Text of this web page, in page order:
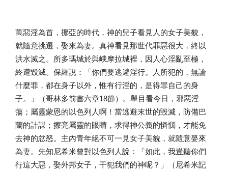
萬惡淫為首，挪亞的時代，神的兒子看見人的女子美貌，
就隨意挑選，娶來為妻。真神看見那世代罪惡很大，終以
洪水滅之。所多瑪城於與峨摩拉城裡，因人心淫亂至極，
終遭毀滅。保羅說：「你們要逃避淫行。人所犯的，無論
什麼罪，都在身子以外，惟有行淫的，是得罪自己的身
子。」（哥林多前書六章18節）。舉目看今日，邪惡淫
蕩；屬靈蒙恩的以色列人啊！當逃避末世的毀滅，防備巴
蘭的計謀；擦亮屬靈的眼睛，求得神公義的憐憫，才能免
去神的忿怒。主內青年絕不可一見女子美貌，就隨意娶來
為妻。先知尼希米曾對以色列人說：「如此，我豈聽你們
行這大惡，娶外邦女子，干犯我們的神呢？」（尼希米記